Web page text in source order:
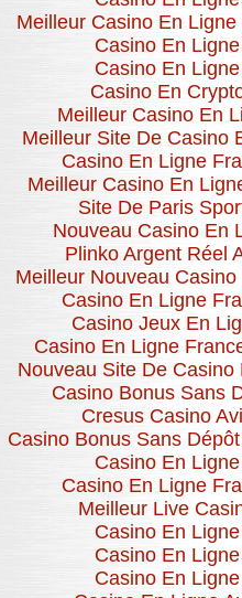
Meilleur Casino En
Casino En Ligne
Casino En Ligne
Casino En
Meilleur Casino En
Meilleur Site De Casino
Casino En Ligne
Meilleur Casino En
Site De Paris
Nouveau Casino En
Plinko Argent Réel
Meilleur Nouveau Casino
Casino En Ligne
Casino Jeux En
Casino En Ligne
Nouveau Site De Casino
Casino Bonus Sans
Cresus Casino
Casino Bonus Sans
Casino En Ligne
Casino En Ligne
Meilleur Live
Casino En Ligne
Casino En Ligne
Casino En Ligne